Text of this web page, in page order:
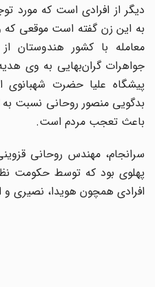
دیگر از افرادی است که مورد
به این زن گفته است موقعی که
معامله با کشور هندوستان
جواهرات گران‌بهایی به وی
پیشگاه علیا حضرت شهبانوی
بدگویی منصور روحانی نسبت به
باعث تعجب مردم است.
سرانجام، مهندس روحانی
افرادی همچون هویدا، نصیری و